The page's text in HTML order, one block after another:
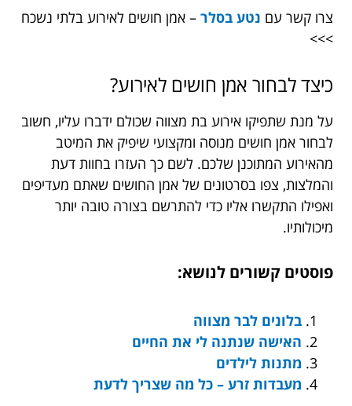
צרו קשר עם נטע בסלר – אמן חושים לאירוע בלתי נשכח
>>>
כיצד לבחור אמן חושים לאירוע?
על מנת שתפיקו אירוע בת מצווה שכולם ידברו עליו, חשוב
לבחור אמן חושים מנוסה ומקצועי שיפיק את המיטב
מהאירוע המתוכנן שלכם. לשם כך העזרו בחוות דעת
והמלצות, צפו בסרטונים של אמן החושים שאתם מעדיפים
ואפילו התקשרו אליו כדי להתרשם בצורה טובה יותר
מיכולותיו.
פוסטים קשורים לנושא:
בלונים לבר מצווה
האישה שנתנה לי את החיים
מתנות לילדים
מעבדות זרע – כל מה שצריך לדעת